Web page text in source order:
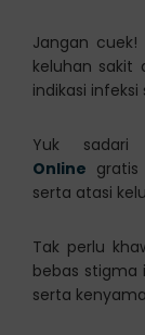
Jangan
keluhan sakit
indikasi
Yuk
Online
serta atasi
Tak perlu
bebas stigma
serta